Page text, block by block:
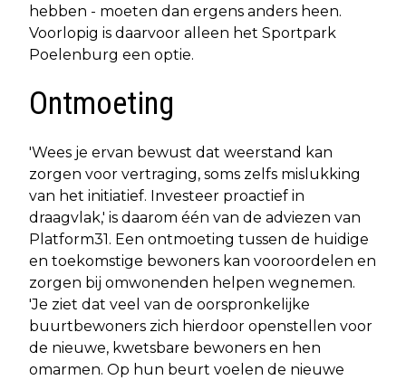
hebben - moeten dan ergens anders heen.
Voorlopig is daarvoor alleen het Sportpark
Poelenburg een optie.
Ontmoeting
'Wees je ervan bewust dat weerstand kan
zorgen voor vertraging, soms zelfs mislukking
van het initiatief. Investeer proactief in
draagvlak,' is daarom één van de adviezen van
Platform31. Een ontmoeting tussen de huidige
en toekomstige bewoners kan vooroordelen en
zorgen bij omwonenden helpen wegnemen.
'Je ziet dat veel van de oorspronkelijke
buurtbewoners zich hierdoor openstellen voor
de nieuwe, kwetsbare bewoners en hen
omarmen. Op hun beurt voelen de nieuwe